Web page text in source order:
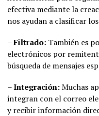
efectiva mediante la
nos ayudan a clasificar
–Filtrado: También es
electrónicos por
búsqueda de mensajes
–Integración:Muchas
integran con el correo
y recibir información